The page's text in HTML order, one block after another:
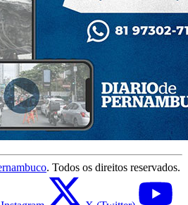
. Todos os direitos reservados.